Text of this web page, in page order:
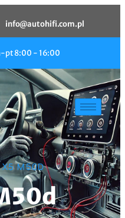
info@autohifi.com.pl
pt 8:00 - 16:00
X5 M50D